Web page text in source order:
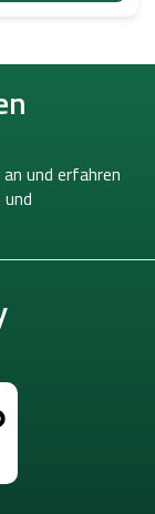
und erfahren